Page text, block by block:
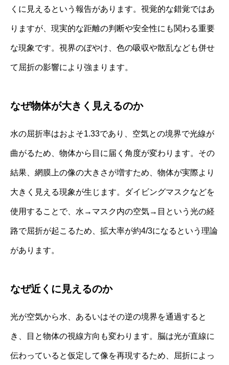
くに見えるという報告があります。視覚的な錯覚ではあ
りますが、現実的な距離の判断や安全性にも関わる重要
な現象です。視界のぼやけ、色の吸収や散乱なども併せ
て屈折の影響により強まります。
なぜ物体が大きく見えるのか
水の屈折率はおよそ1.33であり、空気との境界で光線が
曲がるため、物体から目に届く角度が変わります。その
結果、網膜上の像の大きさが増すため、物体が実際より
大きく見える現象が生じます。ダイビングマスクなどを
使用することで、水→マスク内の空気→目という光の経
路で屈折が起こるため、拡大率が約4/3になるという理論
があります。
なぜ近くに見えるのか
光が空気から水、あるいはその逆の境界を通過すると
き、目と物体の視線方向も変わります。脳は光が直線に
伝わっていると仮定して像を再現するため、屈折によっ